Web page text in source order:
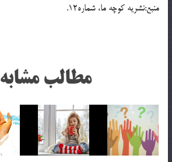
منبع:نشريه کوچه ما، شماره12.
مطالب مشابه